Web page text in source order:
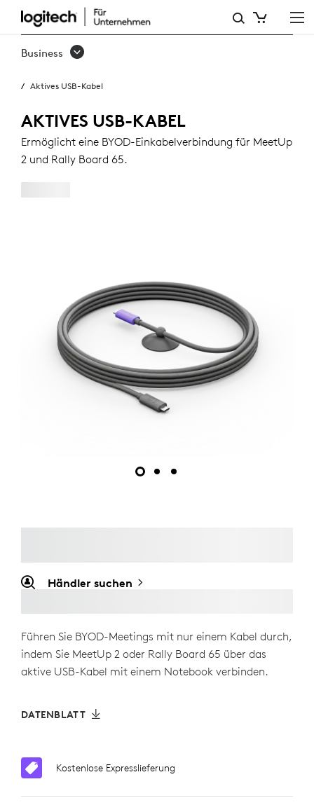
AKTIVES
USB-
Business
Aktives USB-Kabel
AKTIVES USB-KABEL
Ermöglicht eine BYOD-Einkabelverbindung für MeetUp
2 und Rally Board 65.
Händler suchen
Führen Sie BYOD-Meetings mit nur einem Kabel durch,
indem Sie MeetUp 2 oder Rally Board 65 über das
aktive USB-Kabel mit einem Notebook verbinden.
DATENBLATT
Kostenlose Expresslieferung